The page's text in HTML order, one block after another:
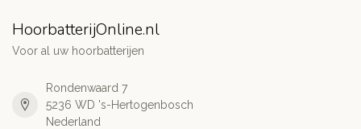
HoorbatterijOnline.nl
Voor al uw hoorbatterijen
Rondenwaard 7
5236 WD 's-Hertogenbosch
Nederland